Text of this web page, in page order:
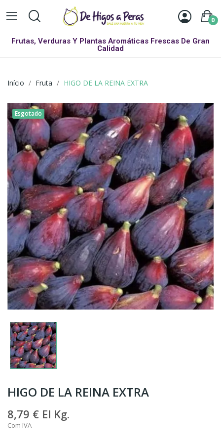
0
Frutas, Verduras Y Plantas Aromáticas Frescas De Gran
Calidad
Início Fruta HIGO DE LA REINA EXTRA
Esgotado
HIGO DE LA REINA EXTRA
8,79 € El Kg.
Com IVA